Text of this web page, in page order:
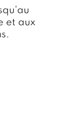
et aux